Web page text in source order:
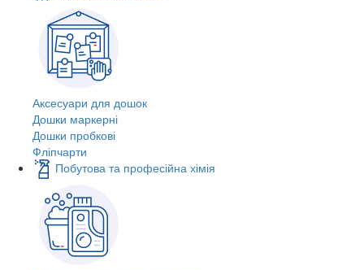
Аксесуари для дошок
Дошки маркерні
Дошки пробкові
Фліпчарти
Побутова та професійна хімія